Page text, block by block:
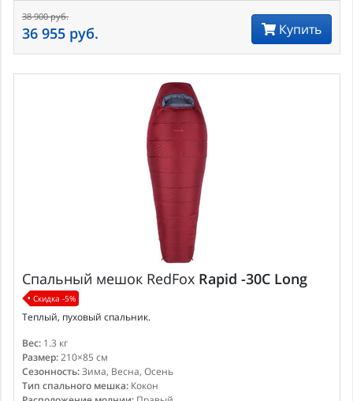
38 900 руб.
36 955 руб. Купить
Спальный мешок RedFox Rapid -30C Long
Скидка -5%
Теплый, пуховый спальник.
Вес: 1.3 кг
Размер:210×85 см
Сезонность:Зима, Весна, Осень
Тип спального мешка: Кокон